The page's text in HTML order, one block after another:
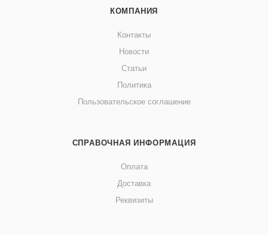
КОМПАНИЯ
Контакты
Новости
Статьи
Политика
Пользовательское соглашение
СПРАВОЧНАЯ ИНФОРМАЦИЯ
Оплата
Доставка
Реквизиты